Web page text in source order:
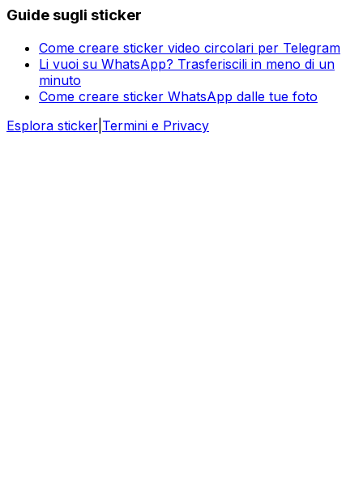
Guide sugli sticker
Come creare sticker video circolari per Telegram
Li vuoi su WhatsApp? Trasferiscili in meno di un
minuto
Come creare sticker WhatsApp dalle tue foto
Esplora sticker Termini e Privacy